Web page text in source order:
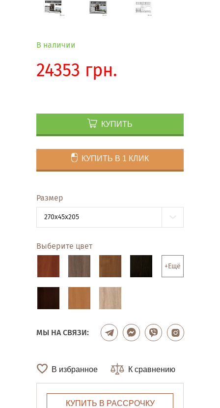
В наличии
24353 грн.
КУПИТЬ
КУПИТЬ В 1 КЛИК
Размер
270x45x205
Выберите цвет
+Ещё
МЫ НА СВЯЗИ:
В избранное К сравнению
КУПИТЬ В РАССРОЧКУ